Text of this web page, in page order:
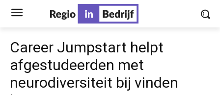
Career Jumpstart helpt
afgestudeerden met
neurodiversiteit bij vinden